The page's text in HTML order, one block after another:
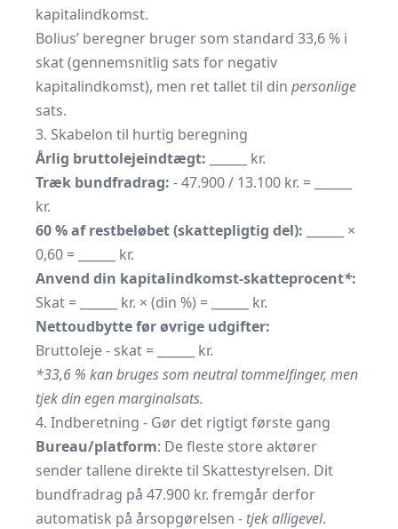
kapitalindkomst.
Bolius’ beregner bruger som standard 33,6 % i
skat (gennemsnitlig sats for negativ
kapitalindkomst), men ret tallet til din personlige
sats.
3. Skabelon til hurtig beregning
Årlig bruttolejeindtægt: ______ kr.
Træk bundfradrag: - 47.900 / 13.100 kr. = ______
kr.
60 % af restbeløbet (skattepligtig del): ______ ×
0,60 = ______ kr.
Anvend din kapital­indkomst-skatte­procent*:
Skat = ______ kr. × (din %) = ______ kr.
Nettoudbytte før øvrige udgifter:
Bruttoleje - skat = ______ kr.
*33,6 % kan bruges som neutral tommelfinger, men
tjek din egen marginal­sats.
4. Indberetning - Gør det rigtigt første gang
Bureau/platform: De fleste store aktører
sender tallene direkte til Skattestyrelsen. Dit
bundfradrag på 47.900 kr. fremgår derfor
automatisk på årsopgørelsen - tjek alligevel.